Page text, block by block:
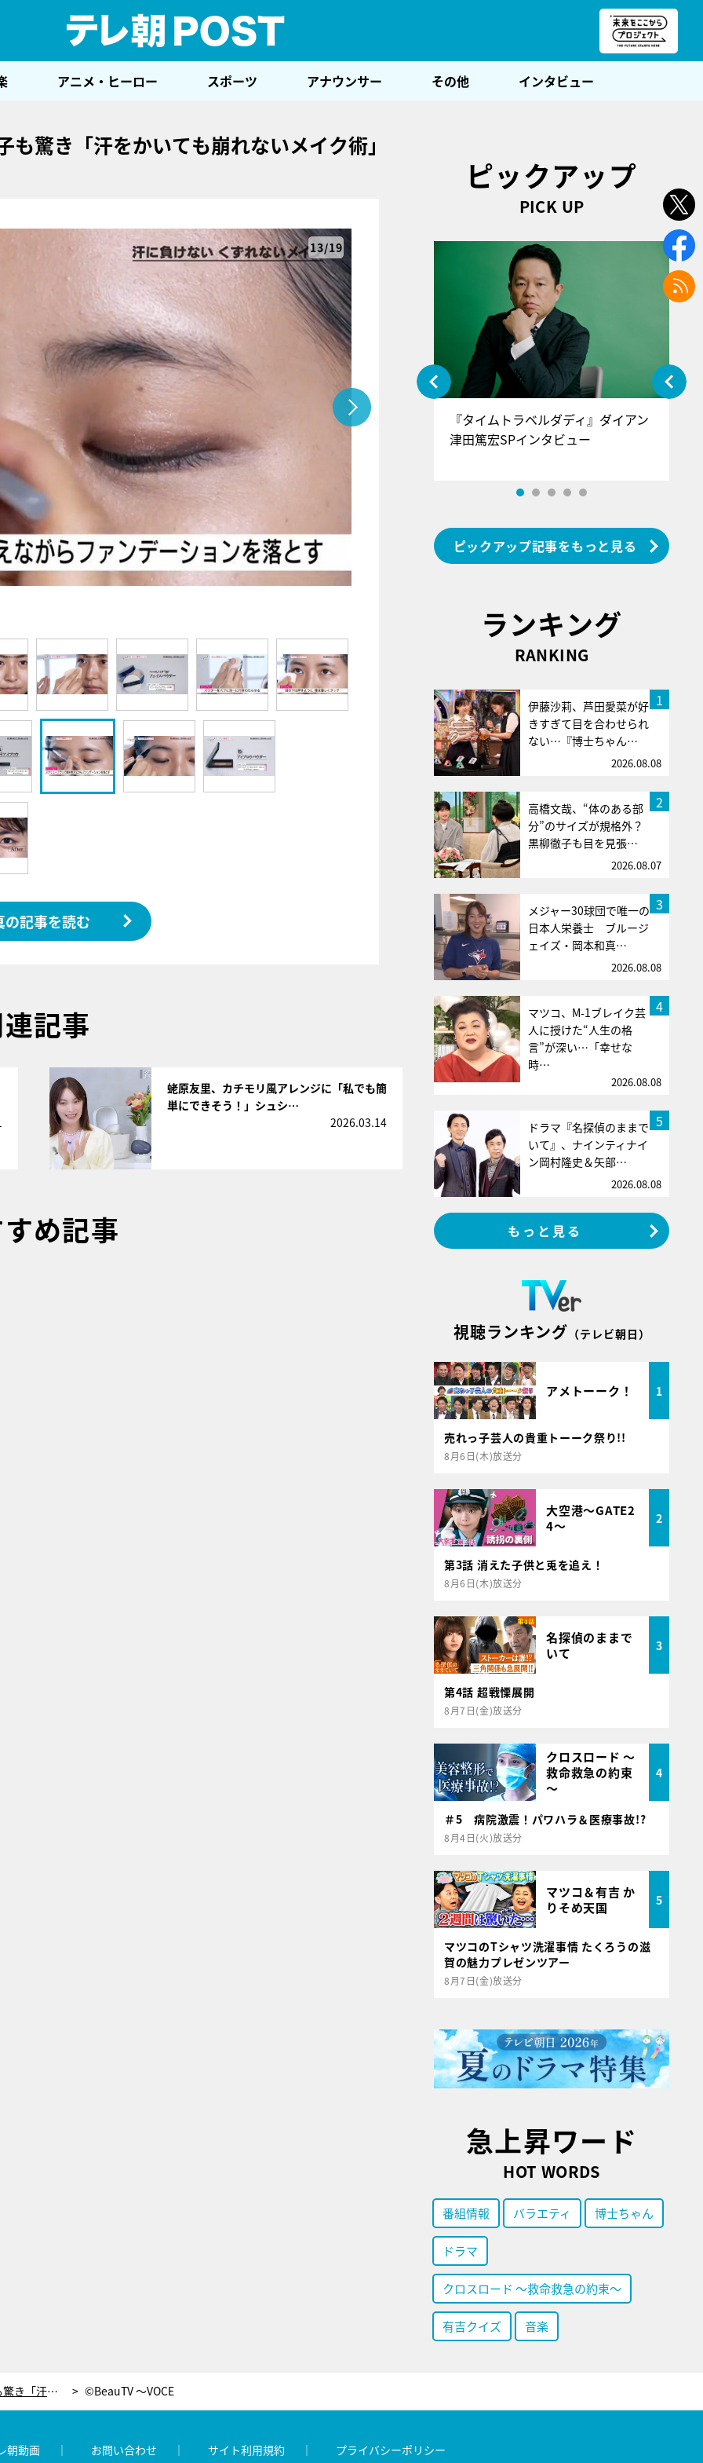
アニメ・ヒーロー スポーツ アナウンサー その他 インタビュー
驚き「汗をかいても崩れないメイク術」
13/19
の記事を読む
記事
蛯原友里、カチモリ風アレンジに「私でも簡
単にできそう！」シュシ…
2026.03.14
め記事
ピックアップ
PICK UP
『アイ＝ラブ！げーみんぐ』＝LOV
E齋藤樹愛羅＆佐々木舞香SPインタ
ビュー
『タイムトラベルダディ』ダイアン
津田篤宏SPインタビュー
ピックアップ記事をもっと見る
ランキング
RANKING
1
伊藤沙莉、芦田愛菜が好
きすぎて目を合わせられ
ない…『博士ちゃん…
2026.08.08
2
高橋文哉、“体のある部
分”のサイズが規格外？
黒柳徹子も目を見張…
2026.08.07
3
メジャー30球団で唯一の
日本人栄養士 ブルージ
ェイズ・岡本和真…
2026.08.08
4
マツコ、M-1ブレイク芸
人に授けた“人生の格
言”が深い…「幸せな
時…
2026.08.08
5
ドラマ『名探偵のままで
いて』、ナインティナイ
ン岡村隆史＆矢部…
2026.08.08
もっと見る
視聴ランキング （テレビ朝日）
アメトーーク！ 1
売れっ子芸人の貴重トーーク祭り!!
8月6日(木)放送分
大空港～GATE2
4～
2
第3話 消えた子供と兎を追え！
8月6日(木)放送分
名探偵のままで
いて
3
第4話 超戦慄展開
8月7日(金)放送分
クロスロード ～
救命救急の約束
～
4
＃5 病院激震！パワハラ＆医療事故!?
8月4日(火)放送分
マツコ＆有吉 か
りそめ天国
5
マツコのTシャツ洗濯事情 たくろうの滋
賀の魅力プレゼンツアー
8月7日(金)放送分
急上昇ワード
HOT WORDS
番組情報 バラエティ 博士ちゃん
ドラマ
クロスロード ～救命救急の約束～
有吉クイズ 音楽
秘密は“濡れ”と“粉”！河北麻友子も驚き「汗をかいても崩れないメイク術」 ©BeauTV ～VOCE
朝動画 お問い合わせ サイト利用規約 プライバシーポリシー